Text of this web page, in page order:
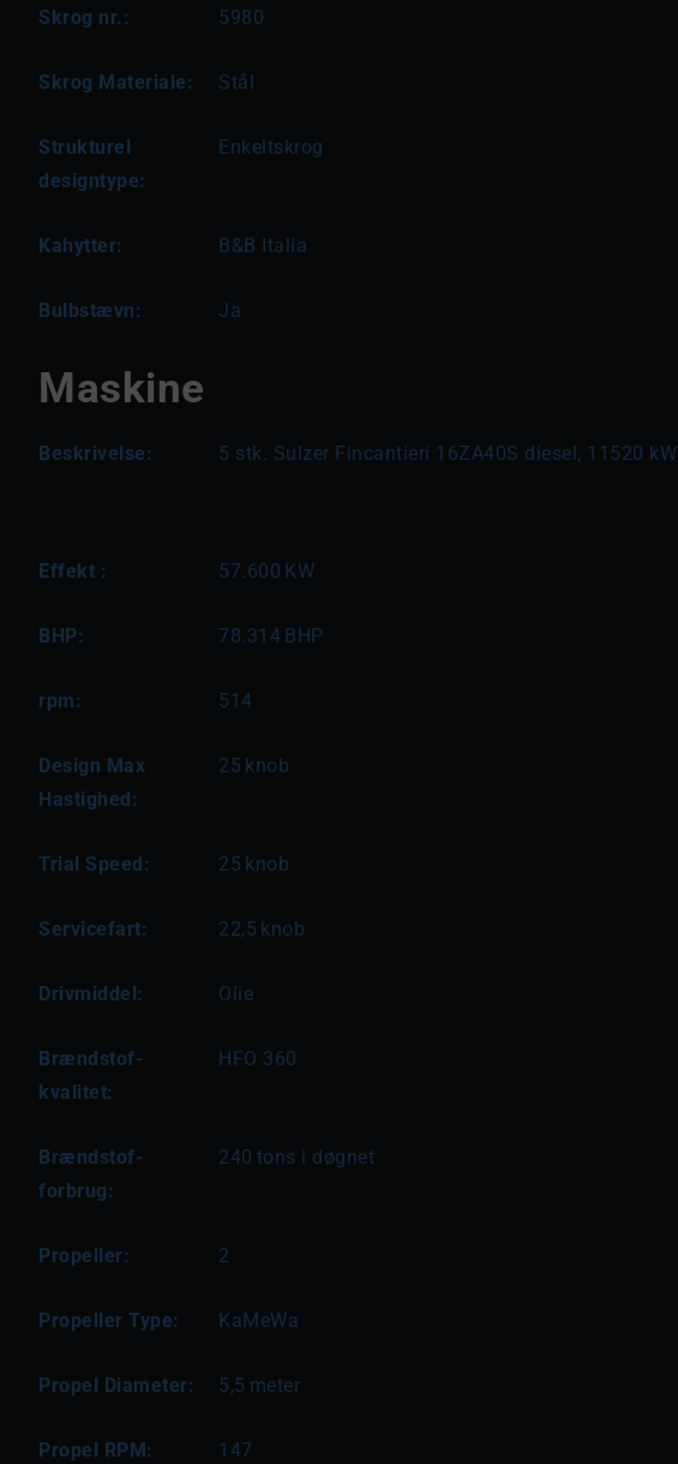
Skrog nr.: 5980
Skrog Materiale: Stål
Strukturel
designtype:
Enkeltskrog
Kahytter: B&B Italia
Bulbstævn: Ja
Maskine
Beskrivelse: 5 stk. Sulzer Fincantieri 16ZA40S diesel, 11520 kW
Effekt : 57.600 KW
BHP: 78.314 BHP
rpm: 514
Design Max
Hastighed:
25 knob
Trial Speed: 25 knob
Servicefart: 22,5 knob
Drivmiddel: Olie
Brændstof-
kvalitet:
HFO 360
Brændstof-
forbrug:
240 tons i døgnet
Propeller: 2
Propeller Type: KaMeWa
Propel Diameter: 5,5 meter
Propel RPM: 147